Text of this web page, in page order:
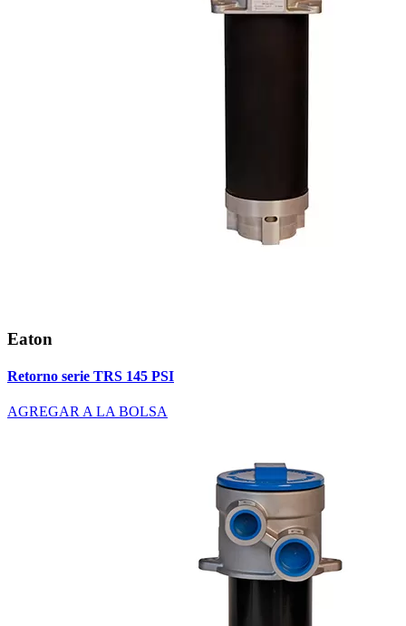
Eaton
Retorno serie TRS 145 PSI
AGREGAR A LA BOLSA